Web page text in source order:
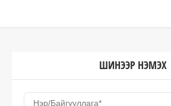
ШИНЭЭР НЭМЭХ